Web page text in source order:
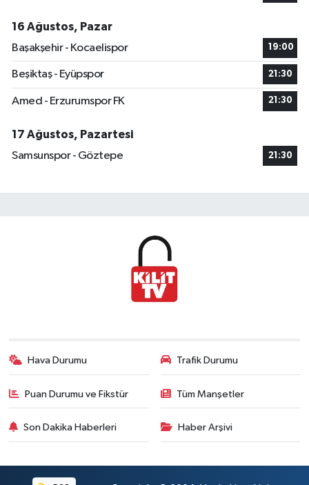
16 Ağustos, Pazar
Başakşehir - Kocaelispor
19:00
Beşiktaş - Eyüpspor 21:30
Amed - Erzurumspor FK 21:30
17 Ağustos, Pazartesi
Samsunspor - Göztepe
21:30
Hava Durumu Trafik Durumu
Puan Durumu ve Fikstür Tüm Manşetler
Son Dakika Haberleri Haber Arşivi